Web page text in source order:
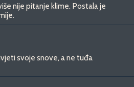
nije pitanje klime. Postala je
svoje snove, a ne tuđa